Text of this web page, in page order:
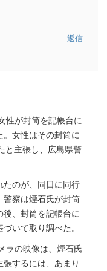
返信
性が封筒を記帳台に
女性はその封筒に
と主張し、広島県警
たのが、同日に同行
警察は煙石氏が封筒
、封筒を記帳台に
いて取り調べた。
ラの映像は、煙石氏
するには、あまり